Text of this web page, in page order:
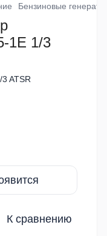
Бензиновые
1E 1/3
ATSR
К сравнению